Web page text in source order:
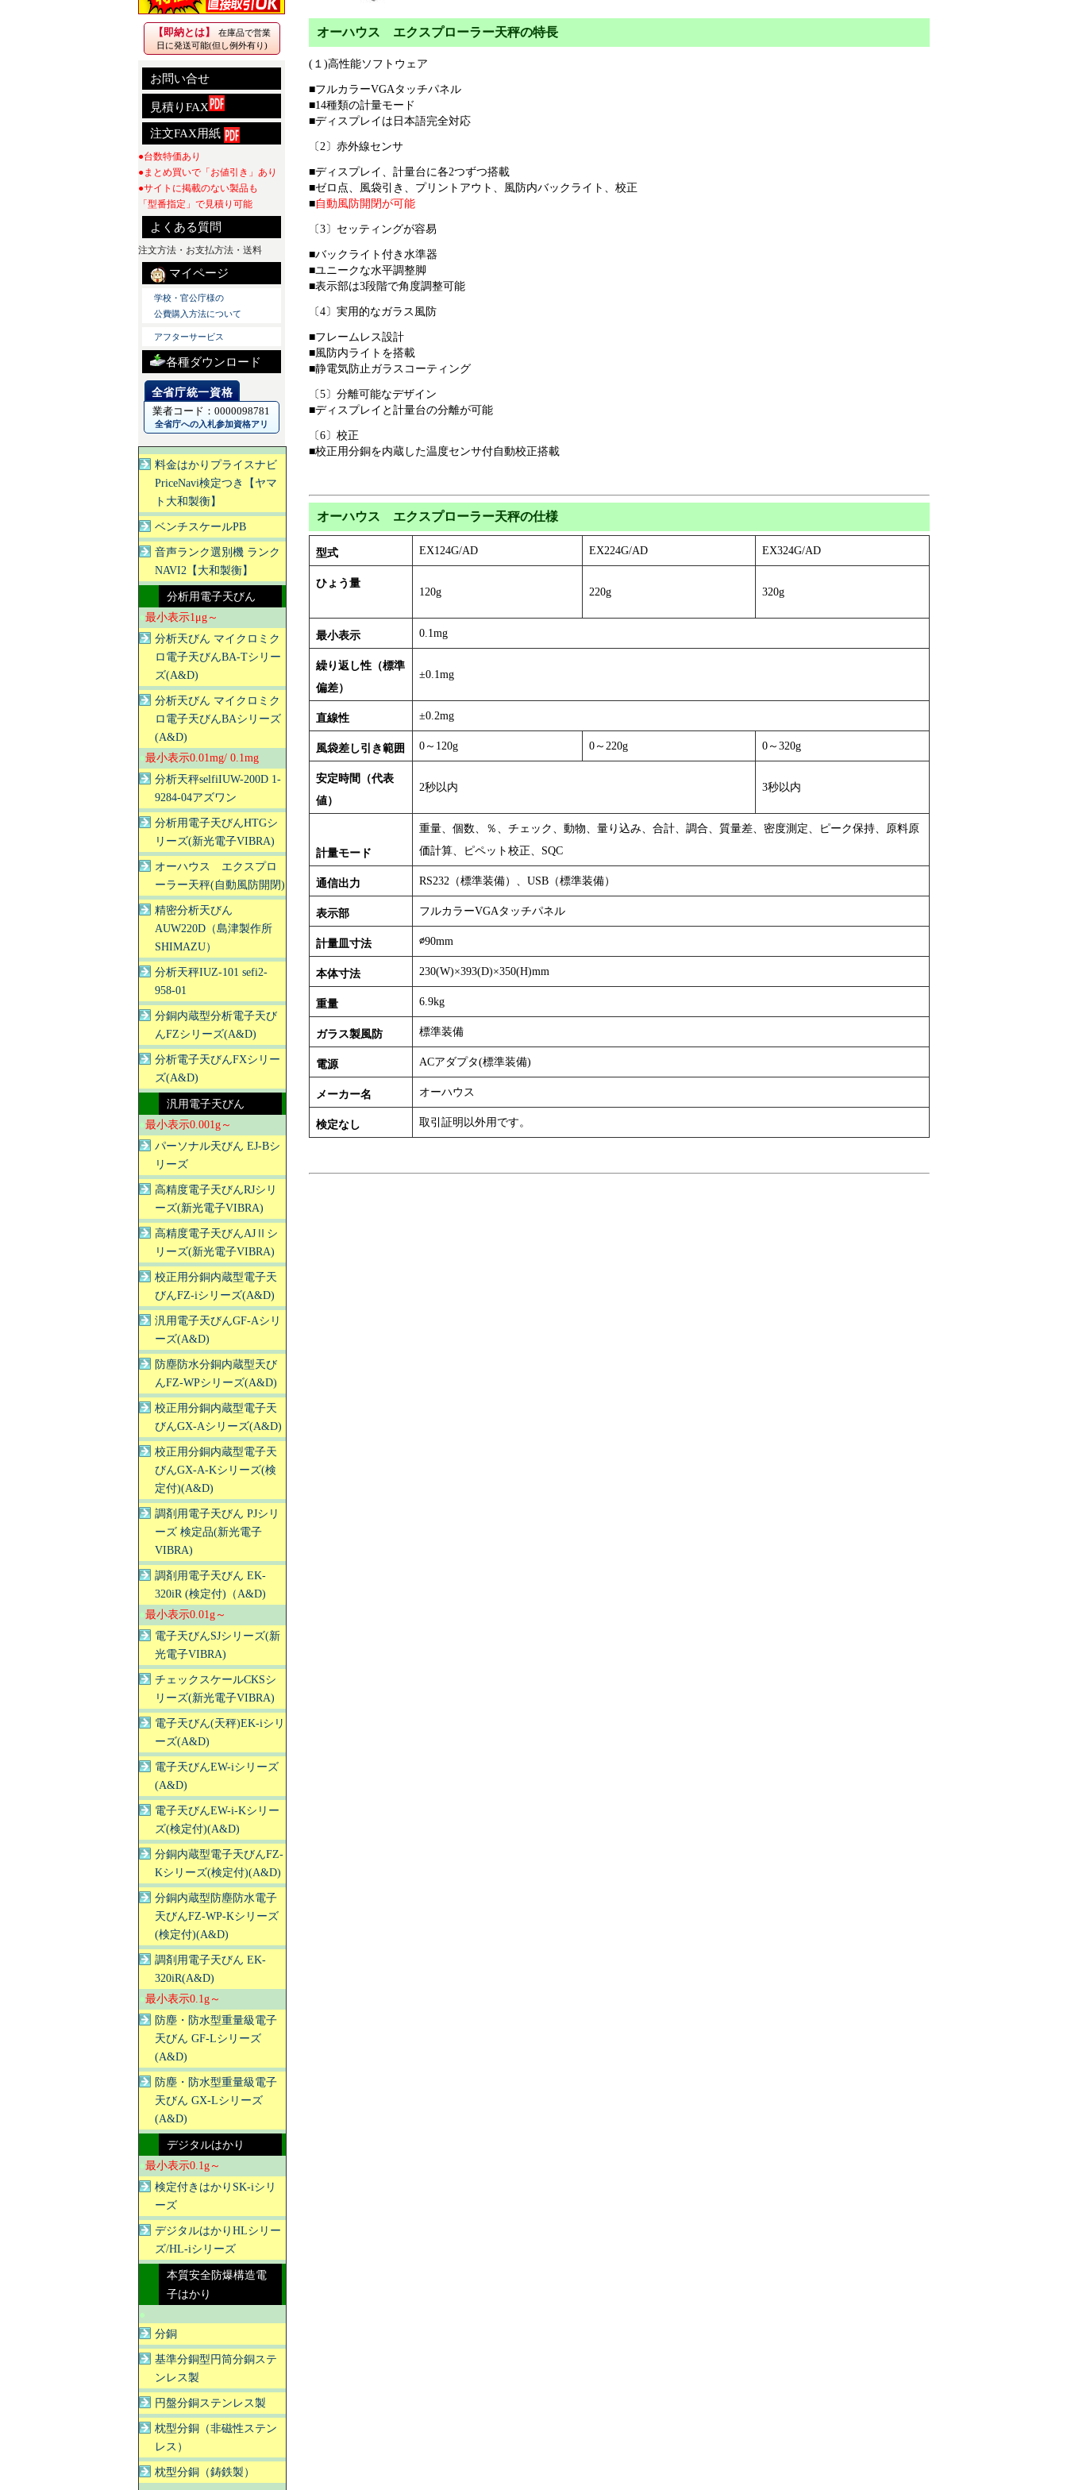
オーハウス エクスプローラー天秤の特長
(１)高性能ソフトウェア
■フルカラーVGAタッチパネル
■14種類の計量モード
■ディスプレイは日本語完全対応
〔2〕赤外線センサ
■ディスプレイ、計量台に各2つずつ搭載
■ゼロ点、風袋引き、プリントアウト、風防内バックライト、校正
■自動風防開閉が可能
〔3〕セッティングが容易
■バックライト付き水準器
■ユニークな水平調整脚
■表示部は3段階で角度調整可能
〔4〕実用的なガラス風防
■フレームレス設計
■風防内ライトを搭載
■静電気防止ガラスコーティング
〔5〕分離可能なデザイン
■ディスプレイと計量台の分離が可能
〔6〕校正
■校正用分銅を内蔵した温度センサ付自動校正搭載
オーハウス エクスプローラー天秤の仕様
型式 EX124G/AD EX224G/AD EX324G/AD
ひょう量
120g 220g 320g
最小表示 0.1mg
繰り返し性（標準
偏差）
±0.1mg
直線性 ±0.2mg
風袋差し引き範囲 0～120g 0～220g 0～320g
安定時間（代表
値）
2秒以内 3秒以内
計量モード
重量、個数、％、チェック、動物、量り込み、合計、調合、質量差、密度測定、ピーク保持、原料原
価計算、ピペット校正、SQC
通信出力 RS232（標準装備）、USB（標準装備）
表示部 フルカラーVGAタッチパネル
計量皿寸法 ∅90mm
本体寸法 230(W)×393(D)×350(H)mm
重量 6.9kg
ガラス製風防 標準装備
電源 ACアダプタ(標準装備)
メーカー名 オーハウス
検定なし 取引証明以外用です。
【即納とは】
在庫品で営業
日に発送可能(但し例外有り)
お問い合せ
見積りFAX
注文FAX用紙
●台数特価あり
●まとめ買いで「お値引き」あり
●サイトに掲載のない製品も
「型番指定」で見積り可能
よくある質問
注文方法・お支払方法・送料
マイページ
学校・官公庁様の
公費購入方法について
アフターサービス
各種ダウンロード
業者コード：0000098781
全省庁への入札参加資格アリ
料金はかりプライスナビ
PriceNavi検定つき【ヤマ
ト大和製衡】
ベンチスケールPB
音声ランク選別機 ランク
NAVI2【大和製衡】
分析用電子天びん
●最小表示1μg～
分析天びん マイクロミク
ロ電子天びんBA-Tシリー
ズ(A&D)
分析天びん マイクロミク
ロ電子天びんBAシリーズ
(A&D)
●最小表示0.01mg/ 0.1mg
分析天秤selfiIUW-200D 1-
9284-04アズワン
分析用電子天びんHTGシ
リーズ(新光電子VIBRA)
オーハウス エクスプロ
ーラー天秤(自動風防開閉)
精密分析天びん
AUW220D（島津製作所
SHIMAZU）
分析天秤IUZ-101 sefi2-
958-01
分銅内蔵型分析電子天び
んFZシリーズ(A&D)
分析電子天びんFXシリー
ズ(A&D)
汎用電子天びん
●最小表示0.001g～
パーソナル天びん EJ-Bシ
リーズ
高精度電子天びんRJシリ
ーズ(新光電子VIBRA)
高精度電子天びんAJⅡシ
リーズ(新光電子VIBRA)
校正用分銅内蔵型電子天
びんFZ-iシリーズ(A&D)
汎用電子天びんGF-Aシリ
ーズ(A&D)
防塵防水分銅内蔵型天び
んFZ-WPシリーズ(A&D)
校正用分銅内蔵型電子天
びんGX-Aシリーズ(A&D)
校正用分銅内蔵型電子天
びんGX-A-Kシリーズ(検
定付)(A&D)
調剤用電子天びん PJシリ
ーズ 検定品(新光電子
VIBRA)
調剤用電子天びん EK-
320iR (検定付)（A&D)
●最小表示0.01g～
電子天びんSJシリーズ(新
光電子VIBRA)
チェックスケールCKSシ
リーズ(新光電子VIBRA)
電子天びん(天秤)EK-iシリ
ーズ(A&D)
電子天びんEW-iシリーズ
(A&D)
電子天びんEW-i-Kシリー
ズ(検定付)(A&D)
分銅内蔵型電子天びんFZ-
Kシリーズ(検定付)(A&D)
分銅内蔵型防塵防水電子
天びんFZ-WP-Kシリーズ
(検定付)(A&D)
調剤用電子天びん EK-
320iR(A&D)
●最小表示0.1g～
防塵・防水型重量級電子
天びん GF-Lシリーズ
(A&D)
防塵・防水型重量級電子
天びん GX-Lシリーズ
(A&D)
デジタルはかり
●最小表示0.1g～
検定付きはかりSK-iシリ
ーズ
デジタルはかりHLシリー
ズ/HL-iシリーズ
本質安全防爆構造電
子はかり
●
分銅
基準分銅型円筒分銅ステ
ンレス製
円盤分銅ステンレス製
枕型分銅（非磁性ステン
レス）
枕型分銅（鋳鉄製）